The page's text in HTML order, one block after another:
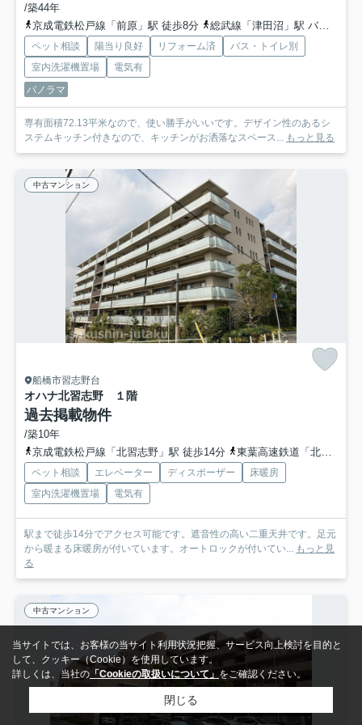
/築44年
京成電鉄松戸線「前原」駅 徒歩8分
総武線「津田沼」駅 バス8分 「管理事務所前」 停歩2分
ペット相談 陽当り良好 リフォーム済
バス・トイレ別
室内洗濯機置場
電気有
パノラマ
専有面積72.13平米なので、使い勝手がいいです。デザイン性のあるシ
ステムキッチン付きなので、キッチンがお洒落なスペース...
もっと見る
中古マンション
船橋市習志野台
オハナ北習志野 １階
過去掲載物件
/築10年
京成電鉄松戸線「北習志野」駅 徒歩14分
東葉高速鉄道「北習志野」駅 徒歩13分
ペット相談 エレベーター ディスポーザー
床暖房
室内洗濯機置場
電気有
駅まで徒歩14分でアクセス可能です。遮音性の高い二重天井です。足元
から暖まる床暖房が付いています。オートロックが付いてい... もっと見
る
中古マンション
当サイトでは、お客様の当サイト利用状況把握、サービス向上検討を目的と
して、クッキー（Cookie）を使用しています。
詳しくは、当社の 「Cookieの取扱いについて」 をご確認ください。
閉じる